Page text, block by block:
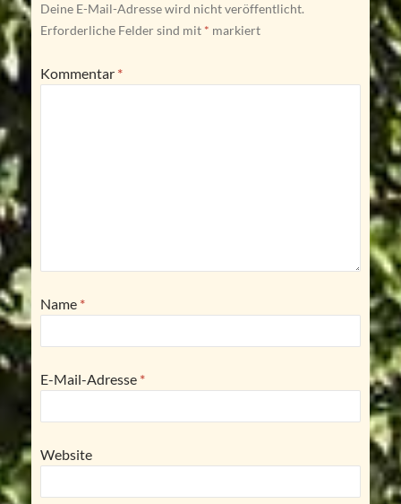
Deine E-Mail-Adresse wird nicht veröffentlicht.
Erforderliche Felder sind mit * markiert
Kommentar *
Name *
E-Mail-Adresse *
Website